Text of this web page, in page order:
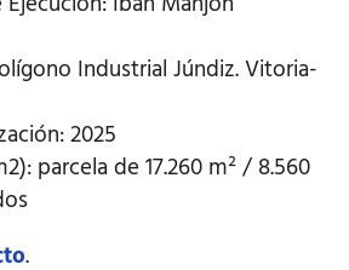
Industrial Júndiz. Vitoria-
2025
parcela de 17.260 m² / 8.560
.